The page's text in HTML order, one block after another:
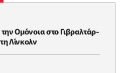
Ομόνοια στο Γιβραλτάρ-
Λίνκολν